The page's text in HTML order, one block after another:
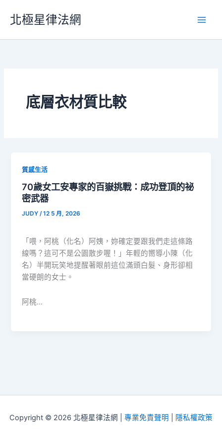
要
北極星律法網
底層衣材質比較
質感生活
70歲女工安專家的百嶽挑戰：成功登頂的祕
密武器
JUDY /12 5 月, 2026
「喂，阿桃（化名）阿姨，妳確定要跟我們走這條路
線嗎？這可不是公園散步喔！」年輕的嚮導小陳（化
名）半開玩笑地提醒著眼前這位滿頭白髮、身形卻相
當硬朗的女士。
阿桃…
Copyright © 2026 北極星律法網 | 專業免責聲明 隱私權政策